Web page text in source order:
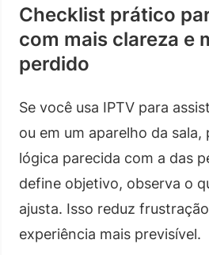
Checklist prático
com mais clareza e
perdido
Se você usa IPTV para
ou em um aparelho da sala,
lógica parecida com a das
define objetivo, observa o
ajusta. Isso reduz
experiência mais previsível.